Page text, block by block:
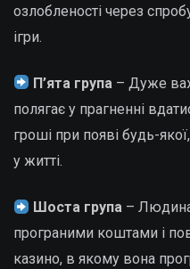
озлобленості через
ігри.
П’ята група – Дуже
полягає у прагненні
гроші при появі будь-
у житті.
Шоста група – Людина
програними коштами і
казино, в якому вона